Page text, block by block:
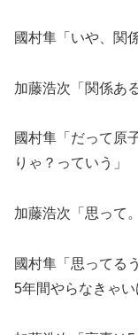
國村隼「いや、関
加藤浩次「関係あ
國村隼「だって原
りゃ？っていう」
加藤浩次「思って
國村隼「思ってる
5年間やらなきゃ